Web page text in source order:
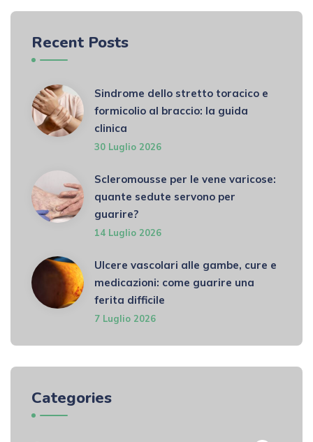
Recent Posts
Sindrome dello stretto toracico e
formicolio al braccio: la guida
clinica
30 Luglio 2026
Scleromousse per le vene varicose:
quante sedute servono per
guarire?
14 Luglio 2026
Ulcere vascolari alle gambe, cure e
medicazioni: come guarire una
ferita difficile
7 Luglio 2026
Categories